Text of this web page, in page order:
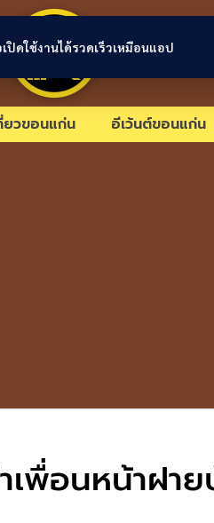
ขอนแก่นลิง
ยวขอนแก่น อีเว้นต์ขอนแก่น
พื่อนหน้าฝา
ปิดใช้งานได้รวดเร็วเหมือนแอป